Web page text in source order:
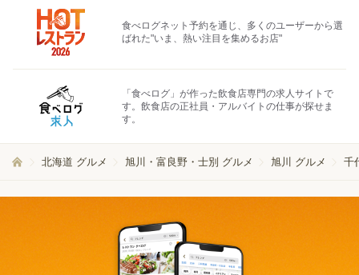
食べログネット予約を通じ、多くのユーザーから選
ばれた"いま、熱い注目を集めるお店"
「食べログ」が作った飲食店専門の求人サイトで
す。飲食店の正社員・アルバイトの仕事が探せま
す。
北海道 グルメ 旭川・富良野・士別 グルメ 旭川 グルメ 千